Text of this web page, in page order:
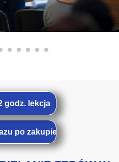
po zakupie
godz. lekcja